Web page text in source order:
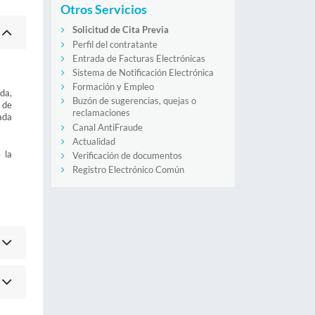
la
Otros Servicios
Solicitud de Cita Previa
Perfil del contratante
Entrada de Facturas Electrónicas
Sistema de Notificación Electrónica
Formación y Empleo
Buzón de sugerencias, quejas o
reclamaciones
Canal AntiFraude
Actualidad
Verificación de documentos
Registro Electrónico Común